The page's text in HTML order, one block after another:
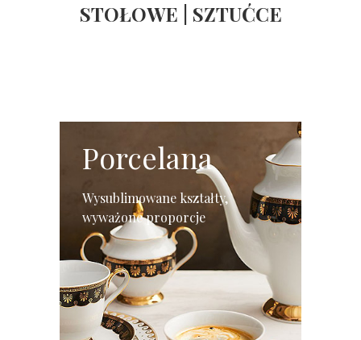
STOŁOWE | SZTUĆCE
Porcelana
Wysublimowane kształty,
wyważone proporcje